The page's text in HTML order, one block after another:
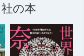
の本